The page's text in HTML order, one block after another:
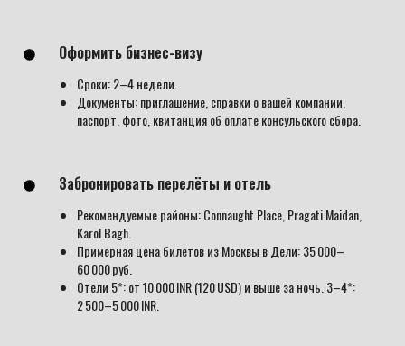
Оформить бизнес-визу
Сроки: 2–4 недели.
Документы: приглашение, справки о вашей компании,
паспорт, фото, квитанция об оплате консульского сбора.
Забронировать перелёты и отель
Рекомендуемые районы: Connaught Place, Pragati Maidan,
Karol Bagh.
Примерная цена билетов из Москвы в Дели: 35 000–
60 000 руб.
Отели 5*: от 10 000 INR (120 USD) и выше за ночь. 3–4*:
2 500–5 000 INR.